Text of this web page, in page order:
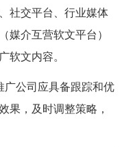
社交平台、行业媒体
媒介互营软文平台）
软文内容。
广公司应具备跟踪和优
果，及时调整策略，